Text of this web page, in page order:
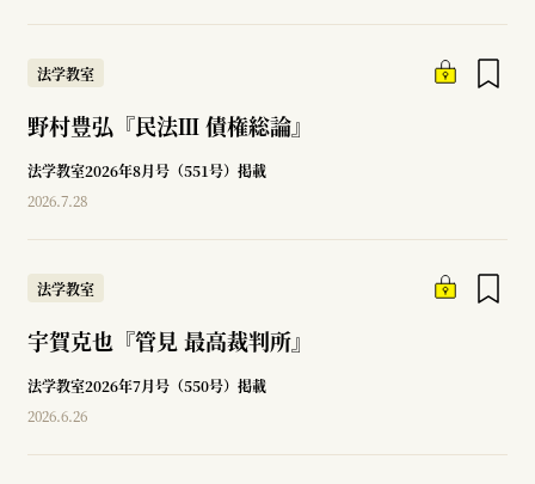
法学教室
野村豊弘『民法Ⅲ 債権総論』
法学教室2026年8月号（551号）掲載
2026.7.28
法学教室
宇賀克也『管見 最高裁判所』
法学教室2026年7月号（550号）掲載
2026.6.26